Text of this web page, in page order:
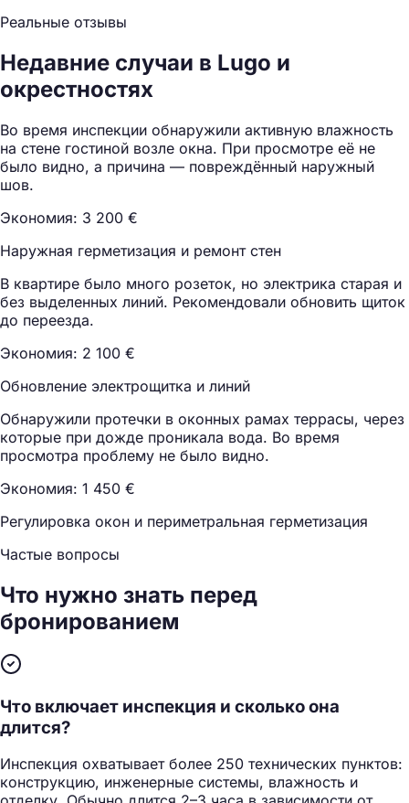
Реальные отзывы
Недавние случаи в Lugo и
окрестностях
Во время инспекции обнаружили активную влажность
на стене гостиной возле окна. При просмотре её не
было видно, а причина — повреждённый наружный
шов.
Экономия: 3 200 €
Наружная герметизация и ремонт стен
В квартире было много розеток, но электрика старая и
без выделенных линий. Рекомендовали обновить щиток
до переезда.
Экономия: 2 100 €
Обновление электрощитка и линий
Обнаружили протечки в оконных рамах террасы, через
которые при дожде проникала вода. Во время
просмотра проблему не было видно.
Экономия: 1 450 €
Регулировка окон и периметральная герметизация
Частые вопросы
Что нужно знать перед
бронированием
Что включает инспекция и сколько она
длится?
Инспекция охватывает более 250 технических пунктов:
конструкцию, инженерные системы, влажность и